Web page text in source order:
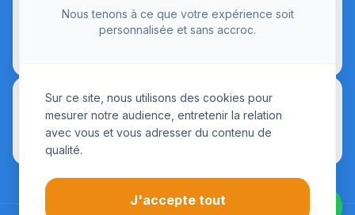
Nous tenons à ce que votre expérience soit
personnalisée et sans accroc.
Sur ce site, nous utilisons des cookies pour
mesurer notre audience, entretenir la relation
avec vous et vous adresser du contenu de
qualité.
J'accepte tout